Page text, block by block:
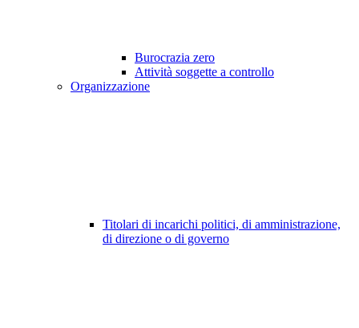
Burocrazia zero
Attività soggette a controllo
Organizzazione
Titolari di incarichi politici, di amministrazione,
di direzione o di governo